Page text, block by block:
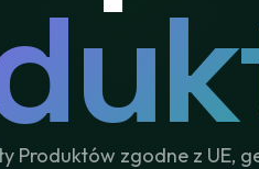
Produktów zgodne z UE,